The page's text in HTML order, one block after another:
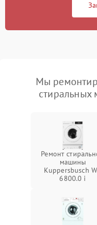
Мы
Ремонт
машины
Kuppersbusch
6800.0 i